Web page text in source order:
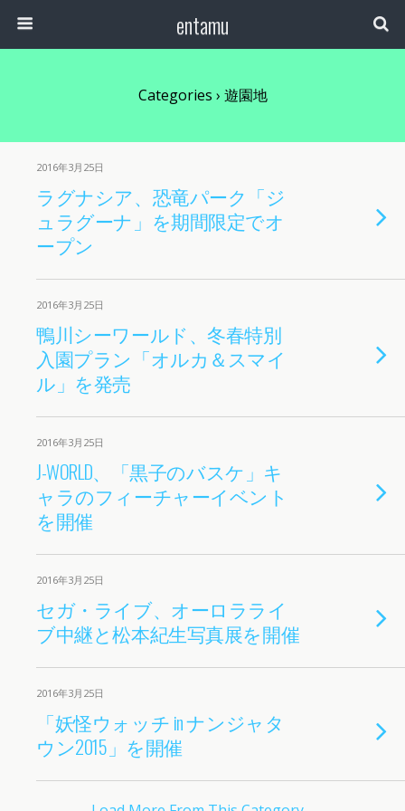
entamu
Categories › 遊園地
2016年3月25日
ラグナシア、恐竜パーク「ジ
ュラグーナ」を期間限定でオ
ープン
2016年3月25日
鴨川シーワールド、冬春特別
入園プラン「オルカ＆スマイ
ル」を発売
2016年3月25日
J-WORLD、「黒子のバスケ」キ
ャラのフィーチャーイベント
を開催
2016年3月25日
セガ・ライブ、オーロラライ
ブ中継と松本紀生写真展を開催
2016年3月25日
「妖怪ウォッチ in ナンジャタ
ウン2015」を開催